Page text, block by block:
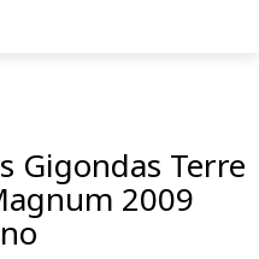
Gigondas Terre
2009